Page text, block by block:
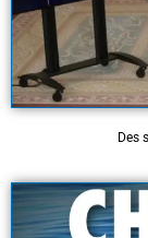
Des